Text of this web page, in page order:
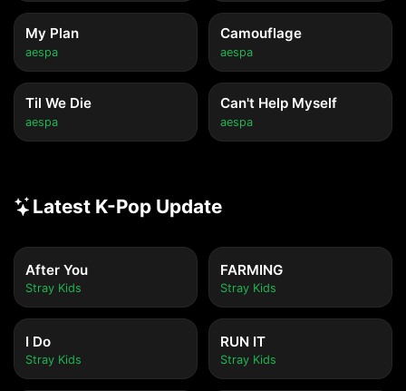
My Plan
aespa
Camouflage
aespa
Til We Die
aespa
Can't Help Myself
aespa
Latest K-Pop Update
After You
Stray Kids
FARMING
Stray Kids
I Do
Stray Kids
RUN IT
Stray Kids